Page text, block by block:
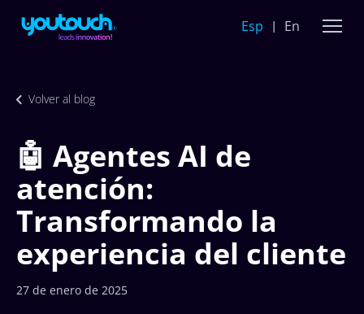
Esp En
Volver al blog
🤖 Agentes AI de
atención:
Transformando la
experiencia del cliente
27 de enero de 2025